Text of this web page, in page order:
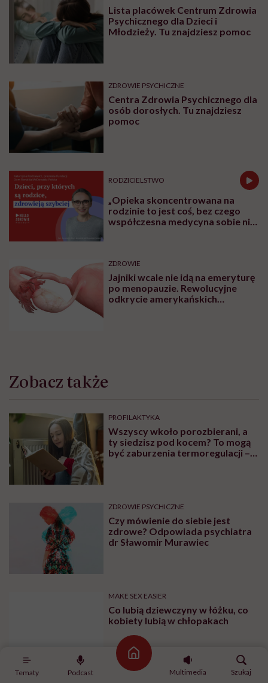
Tematy Podcast
Strona główna
Multimedia
Szukaj
Lista placówek Centrum Zdrowia
Psychicznego dla Dzieci i
Młodzieży. Tu znajdziesz pomoc
ZDROWIE PSYCHICZNE
Centra Zdrowia Psychicznego dla
osób dorosłych. Tu znajdziesz
pomoc
RODZICIELSTWO
„Opieka skoncentrowana na
rodzinie to jest coś, bez czego
współczesna medycyna sobie nie
ZDROWIE
Jajniki wcale nie idą na emeryturę
po menopauzie. Rewolucyjne
odkrycie amerykańskich
Zobacz także
PROFILAKTYKA
Wszyscy wkoło porozbierani, a
ty siedzisz pod kocem? To mogą
być zaburzenia termoregulacji –
ZDROWIE PSYCHICZNE
Czy mówienie do siebie jest
zdrowe? Odpowiada psychiatra
dr Sławomir Murawiec
MAKE SEX EASIER
Co lubią dziewczyny w łóżku, co
kobiety lubią w chłopakach